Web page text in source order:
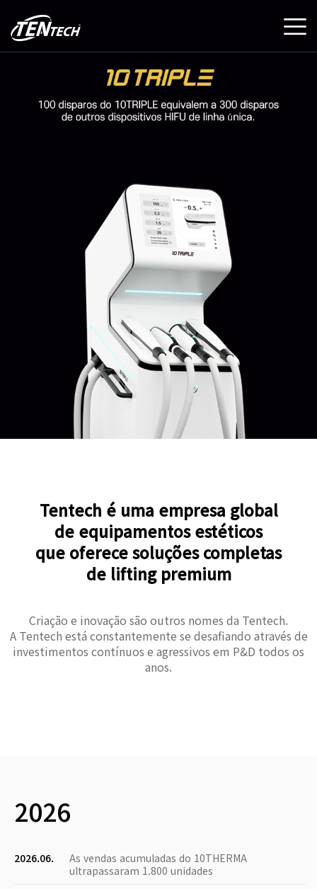
Tentech é uma empresa global
de equipamentos estéticos
que oferece soluções completas
de lifting premium
Criação e inovação são outros nomes da Tentech.
A Tentech está constantemente se desafiando através de
investimentos contínuos e agressivos em P&D todos os
anos.
2026
2026.06.
As vendas acumuladas do 10THERMA
ultrapassaram 1.800 unidades